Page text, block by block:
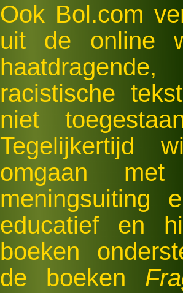
Ook Bol.com
uit de online
racistische
niet
Tegelijkertijd
omgaan
meningsuiting
educatief en
boeken
de boeken